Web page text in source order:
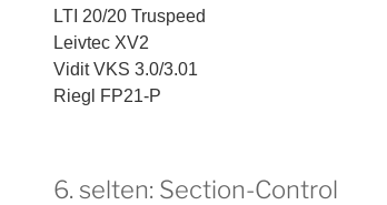
LTI 20/20 Truspeed
Leivtec XV2
Vidit VKS 3.0/3.01
Riegl FP21-P
6. selten: Section-Control